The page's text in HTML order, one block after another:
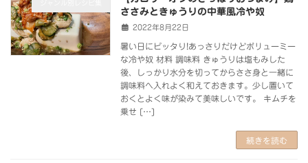
ささみときゅうりの中華風冷や奴
2022年8月22日
暑い日にピッタり!あっさりだけどボリューミー
な冷や奴 材料 調味料 きゅうりは塩もみした
後、しっかり水分を切ってからささ身と一緒に
調味料へ入れよく和えておきます。少し置いて
おくとよく味が染みて美味しいです。 キムチを
乗せ […]
続きを読む